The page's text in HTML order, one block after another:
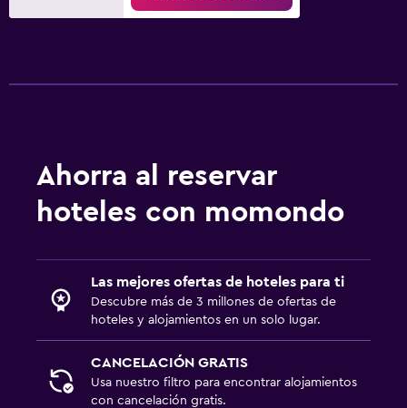
Ahorra al reservar
hoteles con momondo
Las mejores ofertas de hoteles para ti
Descubre más de 3 millones de ofertas de
hoteles y alojamientos en un solo lugar.
CANCELACIÓN GRATIS
Usa nuestro filtro para encontrar alojamientos
con cancelación gratis.